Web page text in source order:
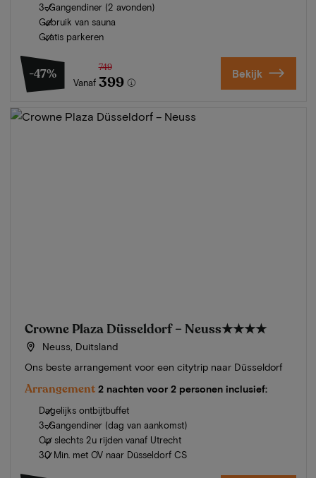
3-Gangendiner (2 avonden)
Gebruik van sauna
Gratis parkeren
-47%
Vanaf
749
399 Bekijk
Crowne Plaza Düsseldorf – Neuss★★★★
Neuss, Duitsland
Ons beste arrangement voor een citytrip naar Düsseldorf
Arrangement 2 nachten voor 2 personen inclusief:
Dagelijks ontbijtbuffet
3-Gangendiner (dag van aankomst)
Op slechts 2u rijden vanaf Utrecht
30 Min. met OV naar Düsseldorf CS